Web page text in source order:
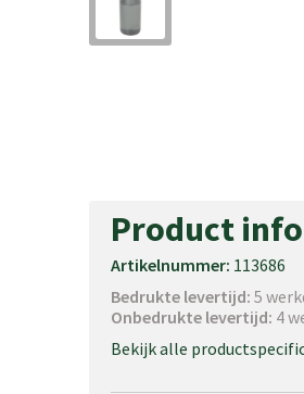
Product
Artikelnummer: 113686
Bedrukte levertijd: 5
Onbedrukte levertijd: 4
Bekijk alle